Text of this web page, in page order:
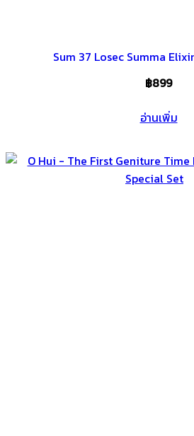
Sum 37 Losec Summa
฿899
อ่านเพิ่ม